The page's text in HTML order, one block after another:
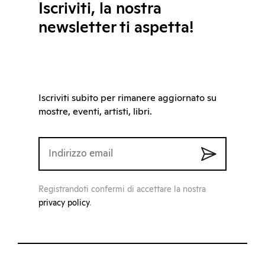
Iscriviti, la nostra
newsletter ti aspetta!
Iscriviti subito per rimanere aggiornato su
mostre, eventi, artisti, libri.
Registrandoti confermi di accettare la nostra
privacy policy.